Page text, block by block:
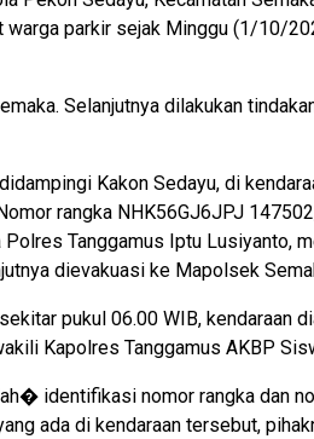
parkir sejak Minggu (1/10/
Selanjutnya dilakukan
Kakon Sedayu, di
rangka NHK56GJ6JPJ
Tanggamus Iptu Lusiyanto,
dievakuasi ke Mapolsek
pukul 06.00 WIB, kendaraan
Kapolres Tanggamus AKBP
identifikasi nomor rangka dan
ada di kendaraan tersebut,